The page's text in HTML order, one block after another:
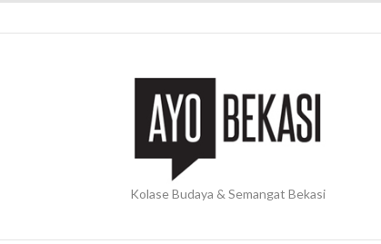
Kolase Budaya & Semangat Bekasi